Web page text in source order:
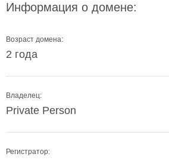
Информация о домене:
Возраст домена:
2 года
Владелец:
Private Person
Регистратор: